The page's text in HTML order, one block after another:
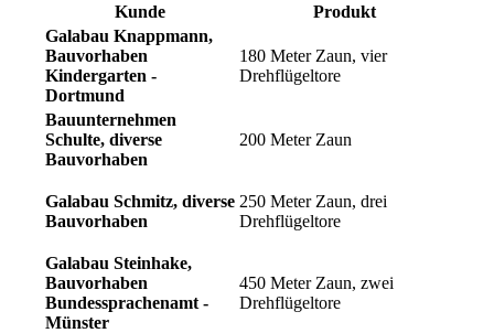
Kunde
Produkt
Galabau Knappmann,
Bauvorhaben
Kindergarten -
Dortmund
180 Meter Zaun, vier
Drehflügeltore
Bauunternehmen
Schulte, diverse
Bauvorhaben
200 Meter Zaun
Galabau Schmitz, diverse
Bauvorhaben
250 Meter Zaun, drei
Drehflügeltore
Galabau Steinhake,
Bauvorhaben
Bundessprachenamt -
Münster
450 Meter Zaun, zwei
Drehflügeltore